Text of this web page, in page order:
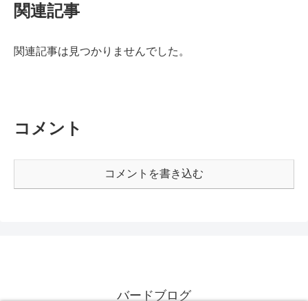
関連記事
関連記事は見つかりませんでした。
コメント
コメントを書き込む
バードブログ